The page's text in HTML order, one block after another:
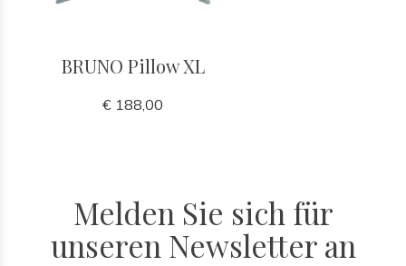
BRUNO Pillow XL
€ 188,00
Melden Sie sich für
unseren Newsletter an